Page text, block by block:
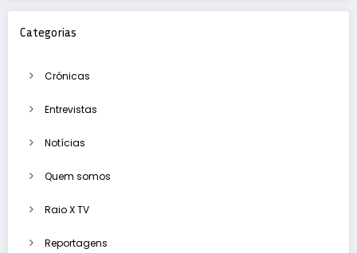
Categorias
Crónicas
Entrevistas
Notícias
Quem somos
Raio X TV
Reportagens